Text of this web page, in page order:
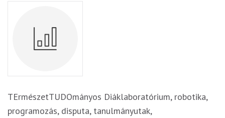
TErmészetTUDOmányos Diáklaboratórium, robotika,
programozás, disputa, tanulmányutak,